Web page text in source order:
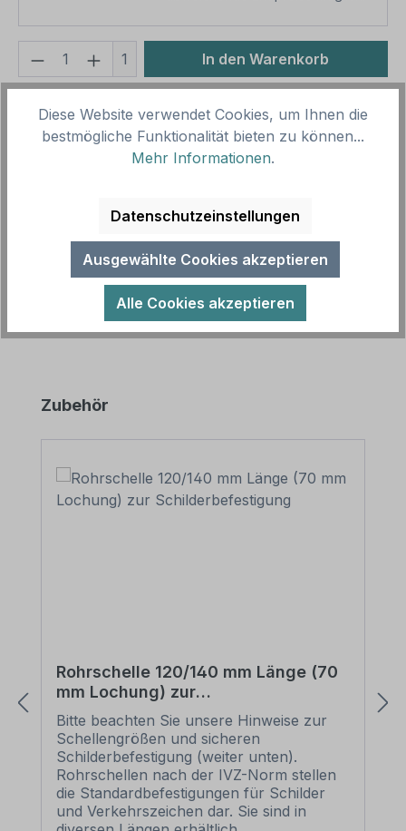
Produkt Anzahl: Gib den
1 In den Warenkorb
Vorlagenummer:
VZ-1024-21
Verkehrsschild Carsharing - Fahrgemeinschaften
frei – VZ 1024-21 gemäß neuer StVO Novelle 2020.
Merkmale des Verkehrssc…Mehr
Produktgalerie überspringen
Zubehör
Rohrschelle 120/140 mm Länge (70
mm Lochung) zur
Schilderbefestigung
Bitte beachten Sie unsere Hinweise zur
Schellengrößen und sicheren
Schilderbefestigung (weiter unten).
Rohrschellen nach der IVZ-Norm stellen
die Standardbefestigungen für Schilder
und Verkehrszeichen dar. Sie sind in
Diese Website verwendet Cookies, um Ihnen die
bestmögliche Funktionalität bieten zu können...
Mehr Informationen.
Datenschutzeinstellungen
Ausgewählte Cookies akzeptieren
Alle Cookies akzeptieren